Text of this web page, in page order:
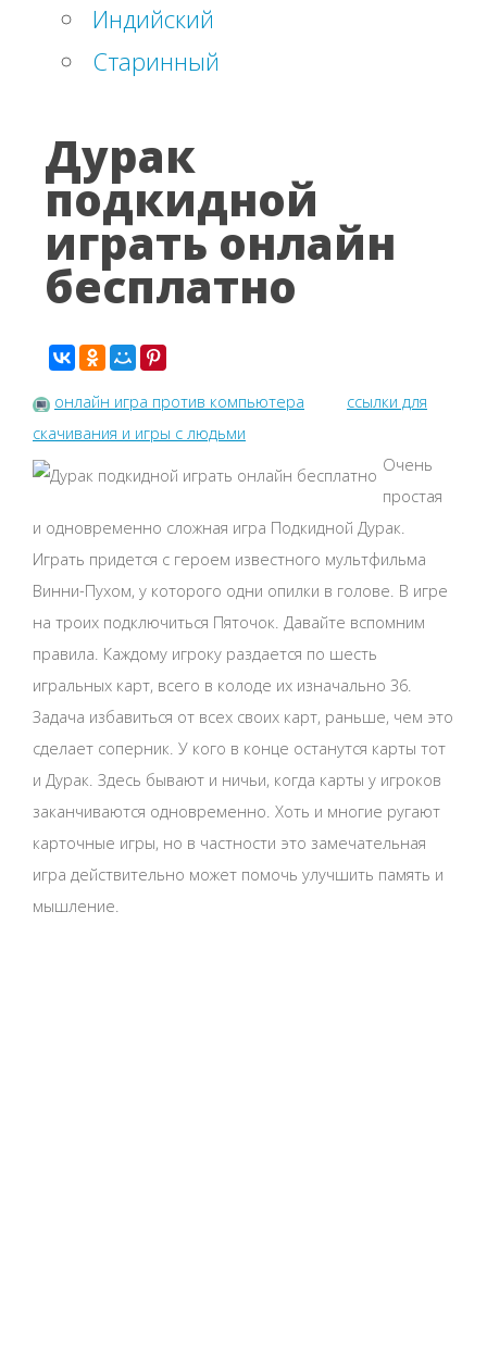
Индийский
Старинный
Дурак
подкидной
играть онлайн
бесплатно
онлайн игра против компьютера
ссылки для
скачивания и игры с людьми
Очень
простая
и одновременно сложная игра Подкидной Дурак.
Играть придется с героем известного мультфильма
Винни-Пухом, у которого одни опилки в голове. В игре
на троих подключиться Пяточок. Давайте вспомним
правила. Каждому игроку раздается по шесть
игральных карт, всего в колоде их изначально 36.
Задача избавиться от всех своих карт, раньше, чем это
сделает соперник. У кого в конце останутся карты тот
и Дурак. Здесь бывают и ничьи, когда карты у игроков
заканчиваются одновременно. Хоть и многие ругают
карточные игры, но в частности это замечательная
игра действительно может помочь улучшить память и
мышление.